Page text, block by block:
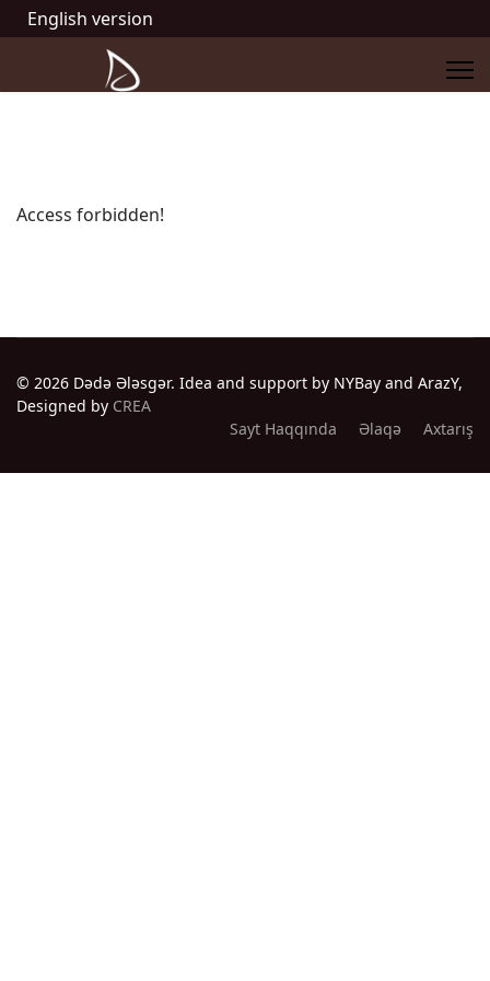
English version
Access forbidden!
© 2026 Dədə Ələsgər. Idea and support by NYBay and ArazY,
Designed by CREA
Sayt Haqqında
Əlaqə Axtarış